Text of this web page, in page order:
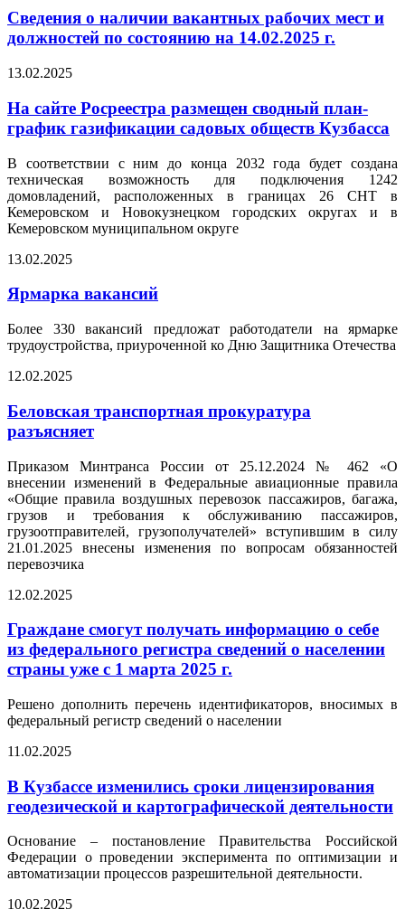
Сведения о наличии вакантных рабочих мест и
должностей по состоянию на 14.02.2025 г.
13.02.2025
На сайте Росреестра размещен сводный план-
график газификации садовых обществ Кузбасса
В соответствии с ним до конца 2032 года будет создана
техническая возможность для подключения 1242
домовладений, расположенных в границах 26 СНТ в
Кемеровском и Новокузнецком городских округах и в
Кемеровском муниципальном округе
13.02.2025
Ярмарка вакансий
Более 330 вакансий предложат работодатели на ярмарке
трудоустройства, приуроченной ко Дню Защитника Отечества
12.02.2025
Беловская транспортная прокуратура
разъясняет
Приказом Минтранса России от 25.12.2024 № 462 «О
внесении изменений в Федеральные авиационные правила
«Общие правила воздушных перевозок пассажиров, багажа,
грузов и требования к обслуживанию пассажиров,
грузоотправителей, грузополучателей» вступившим в силу
21.01.2025 внесены изменения по вопросам обязанностей
перевозчика
12.02.2025
Граждане смогут получать информацию о себе
из федерального регистра сведений о населении
страны уже с 1 марта 2025 г.
Решено дополнить перечень идентификаторов, вносимых в
федеральный регистр сведений о населении
11.02.2025
В Кузбассе изменились сроки лицензирования
геодезической и картографической деятельности
Основание – постановление Правительства Российской
Федерации о проведении эксперимента по оптимизации и
автоматизации процессов разрешительной деятельности.
10.02.2025